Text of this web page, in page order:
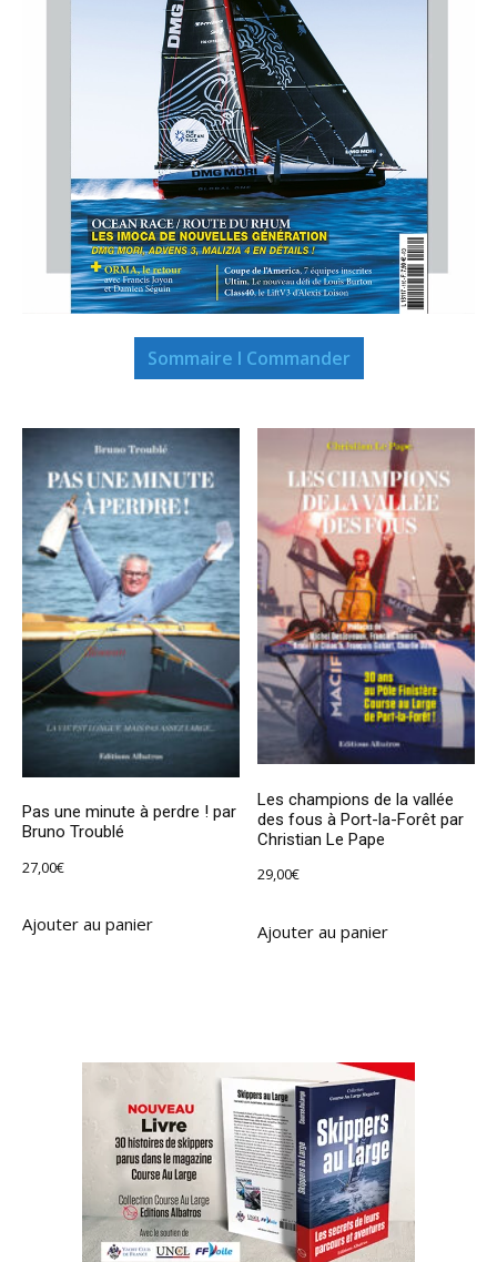
Sommaire I Commander
Pas une minute à perdre ! par
Bruno Troublé
27,00€
Ajouter au panier
Les champions de la vallée
des fous à Port-la-Forêt par
Christian Le Pape
29,00€
Ajouter au panier